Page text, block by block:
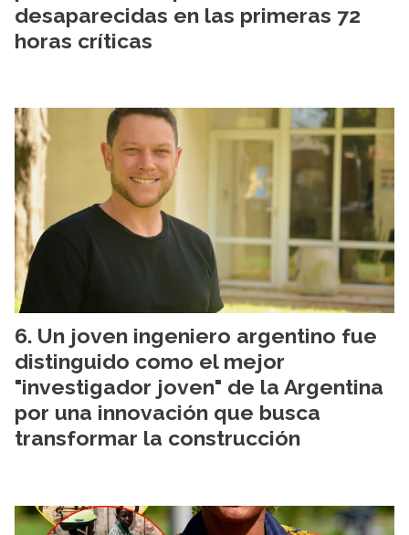
desaparecidas en las primeras 72
horas críticas
Un joven ingeniero argentino fue
distinguido como el mejor
"investigador joven" de la Argentina
por una innovación que busca
transformar la construcción